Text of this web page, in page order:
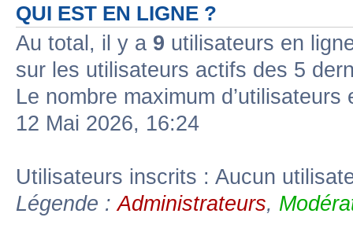
QUI EST EN LIGNE ?
Au total, il y a 9 utilisateurs en
sur les utilisateurs actifs des 5
Le nombre maximum
12 Mai 2026, 16:24
Utilisateurs inscrits : Aucun
Légende :Administrateurs,